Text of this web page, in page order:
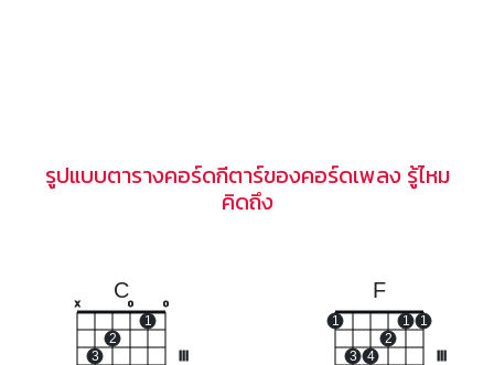
รูปแบบตารางคอร์ดกีตาร์ของคอร์ดเพลง รู้ไหม
คิดถึง
C
x
3
2
o
1
o
F
1
3 4
2
1 1